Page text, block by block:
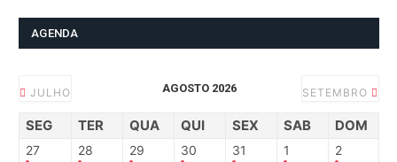
AGENDA
JULHO AGOSTO 2026 SETEMBRO
SEG TER QUA QUI SEX SAB DOM
27 28 29 30 31 1 2